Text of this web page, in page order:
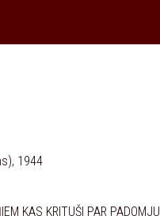
1944
KAS KRITUŠI PAR PADOMJU